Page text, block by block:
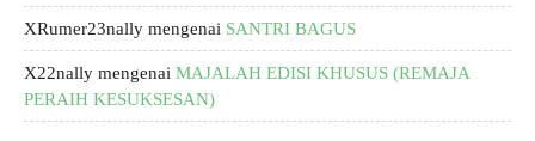
XRumer23nally mengenai SANTRI BAGUS
X22nally mengenai MAJALAH EDISI KHUSUS (REMAJA
PERAIH KESUKSESAN)